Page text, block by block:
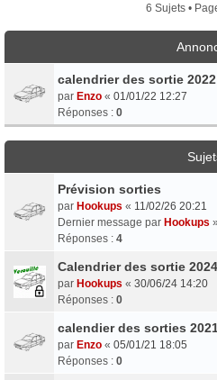
6 Sujets •
calendrier des sortie 2022
par Enzo « 01/01/22 12:27
Réponses : 0
Prévision sorties
par Hookups « 11/02/26 20:21
Dernier message par Hookups »
Réponses : 4
Calendrier des sortie 2024
par Hookups « 30/06/24 14:20
Réponses : 0
calendier des sorties
par Enzo « 05/01/21 18:05
Réponses : 0